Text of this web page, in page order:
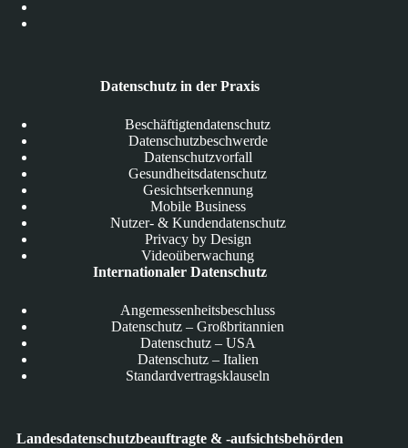
Datenschutz in der Praxis
Beschäftigtendatenschutz
Datenschutzbeschwerde
Datenschutzvorfall
Gesundheitsdatenschutz
Gesichtserkennung
Mobile Business
Nutzer- & Kundendatenschutz
Privacy by Design
Videoüberwachung
Internationaler Datenschutz
Angemessenheitsbeschluss
Datenschutz – Großbritannien
Datenschutz – USA
Datenschutz – Italien
Standardvertragsklauseln
Landesdatenschutzbeauftragte & -aufsichtsbehörden